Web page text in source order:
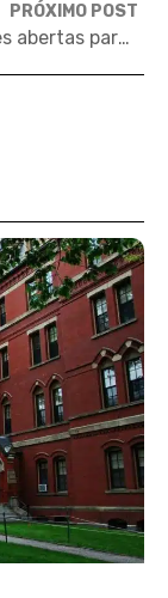
PRÓXIMO POST
Inscrições abertas para bolsa integral de graduação em Londres